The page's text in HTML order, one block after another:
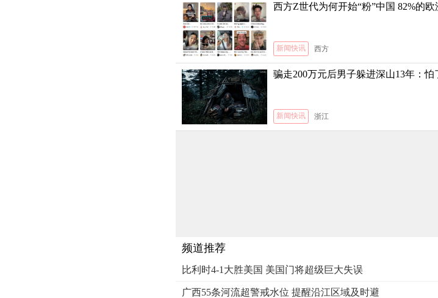
西方Z世代为何开始“粉”中国 82%的
新闻快讯 西方
骗走200万元后男子躲进深山13年：
新闻快讯 浙江
频道推荐
比利时4-1大胜美国 美国门将超级巨大失误
广西55条河流超警戒水位 提醒沿江区域及时避